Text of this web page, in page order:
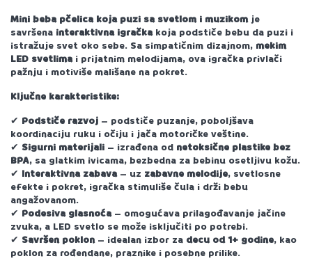
Mini beba pčelica koja puzi sa svetlom i muzikomje
savršena interaktivna igračkakoja podstiče bebu da puzi i
istražuje svet oko sebe. Sa simpatičnim dizajnom, mekim
LED svetlimai prijatnim melodijama, ova igračka privlači
pažnju i motiviše mališane na pokret.
Ključne karakteristike:
✔ Podstiče razvoj – podstiče puzanje, poboljšava
koordinaciju ruku i očiju i jača motoričke veštine.
✔ Sigurni materijali – izrađena od netoksične plastike bez
BPA, sa glatkim ivicama, bezbedna za bebinu osetljivu kožu.
✔ Interaktivna zabava– uz zabavne melodije, svetlosne
efekte i pokret, igračka stimuliše čula i drži bebu
angažovanom.
✔ Podesiva glasnoća– omogućava prilagođavanje jačine
zvuka, a LED svetlo se može isključiti po potrebi.
✔ Savršen poklon– idealan izbor za decu od 1+ godine, kao
poklon za rođendane, praznike i posebne prilike.